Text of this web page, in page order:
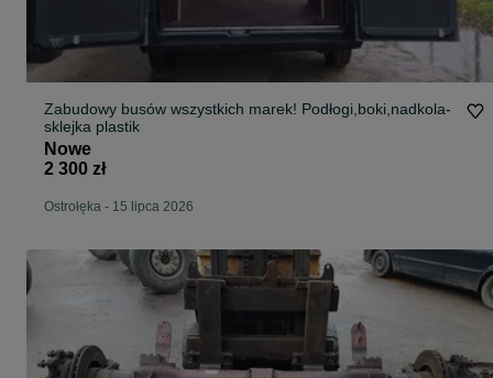
Zabudowy busów wszystkich marek! Podłogi,boki,nadkola-
sklejka plastik
Nowe
2 300 zł
Ostrołęka - 15 lipca 2026